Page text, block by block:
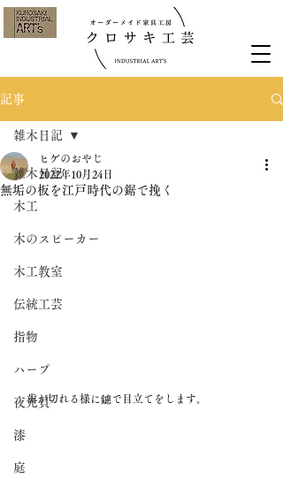
記事
雑木日記
木工
木のスピーカー
木工教室
伝統工芸
指物
ハープ
夜光貝
漆
庭
雑木日記
無垢の板を江戸時代の鋸で挽く
ヒゲのおやじ
2022年10月24日
歯が切れる様に鑢で目立てをします。